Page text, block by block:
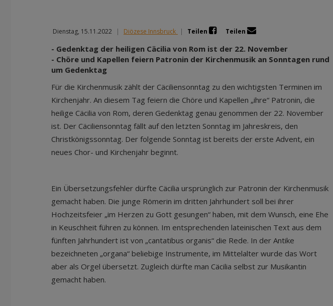
Dienstag, 15.11.2022 | Diözese Innsbruck | Teilen Teilen
- Gedenktag der heiligen Cäcilia von Rom ist der 22. November
- Chöre und Kapellen feiern Patronin der Kirchenmusik an Sonntagen rund
um Gedenktag
Für die Kirchenmusik zählt der Cäciliensonntag zu den wichtigsten Terminen im
Kirchenjahr. An diesem Tag feiern die Chöre und Kapellen „ihre“ Patronin, die
heilige Cäcilia von Rom, deren Gedenktag genau genommen der 22. November
ist. Der Cäciliensonntag fällt auf den letzten Sonntag im Jahreskreis, den
Christkönigssonntag. Der folgende Sonntag ist bereits der erste Advent, ein
neues Chor- und Kirchenjahr beginnt.
Ein Übersetzungsfehler dürfte Cäcilia ursprünglich zur Patronin der Kirchenmusik
gemacht haben. Die junge Römerin im dritten Jahrhundert soll bei ihrer
Hochzeitsfeier „im Herzen zu Gott gesungen“ haben, mit dem Wunsch, eine Ehe
in Keuschheit führen zu können. Im entsprechenden lateinischen Text aus dem
fünften Jahrhundert ist von „cantatibus organis“ die Rede. In der Antike
bezeichneten „organa“ beliebige Instrumente, im Mittelalter wurde das Wort
aber als Orgel übersetzt. Zugleich dürfte man Cäcilia selbst zur Musikantin
gemacht haben.